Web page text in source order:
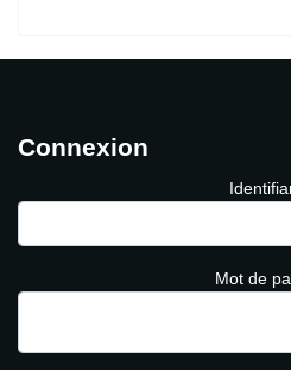
Connexion
Mot de